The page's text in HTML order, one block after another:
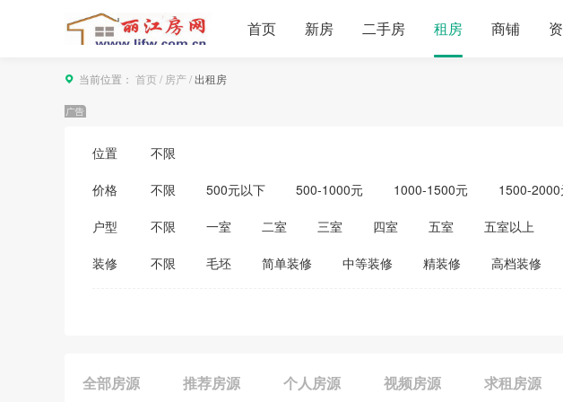
首页 新房 二手房 租房 商铺
当前位置： 首页 / 房产/出租房
位置 不限
价格 不限 500元以下 500-1000元 1000-1500元 1500-
3500-4000元
4000-5000元 5000元以上 单身公寓
户型 不限 一室 二室 三室 四室 五室 五室以上
装修 不限 毛坯 简单装修 中等装修 精装修 高档装修
全部房源 推荐房源 个人房源 视频房源 求租房源